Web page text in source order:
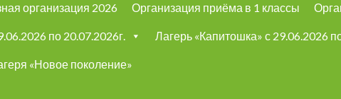
организация 2026 Организация приёма в 1 классы
по 20.07.2026г. Лагерь «Капитошка» с 29.06.2026
«Новое поколение»